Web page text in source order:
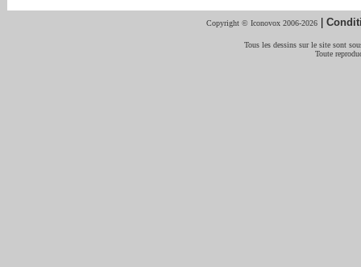
Copyright © Iconovox 2006-2026 |
Tous les dessins sur le site sont
Toute